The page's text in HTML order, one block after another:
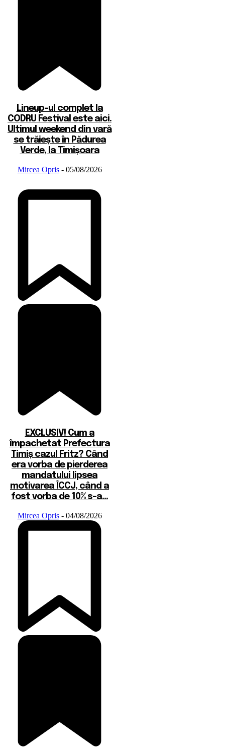
Lineup-ul complet la
CODRU Festival este aici.
Ultimul weekend din vară
se trăiește în Pădurea
Verde, la Timișoara
Mircea Opris - 05/08/2026
EXCLUSIV! Cum a
împachetat Prefectura
Timiș cazul Fritz? Când
era vorba de pierderea
mandatului lipsea
motivarea ÎCCJ, când a
fost vorba de 10% s-a...
Mircea Opris - 04/08/2026